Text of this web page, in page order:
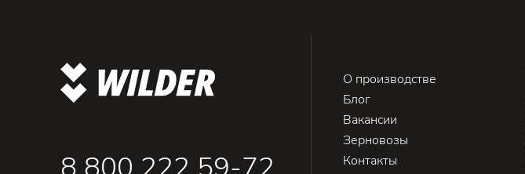
О производстве
Блог
Вакансии
Зерновозы
Контакты